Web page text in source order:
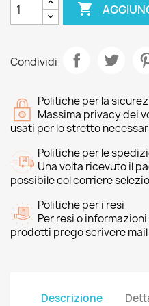

Condividi
Politiche per la
Massima privacy dei
usati per lo stretto
Politiche per le
Una volta ricevuto il
possibile col corriere
Politiche per i resi
Per resi o
prodotti prego scrivere
Descrizione